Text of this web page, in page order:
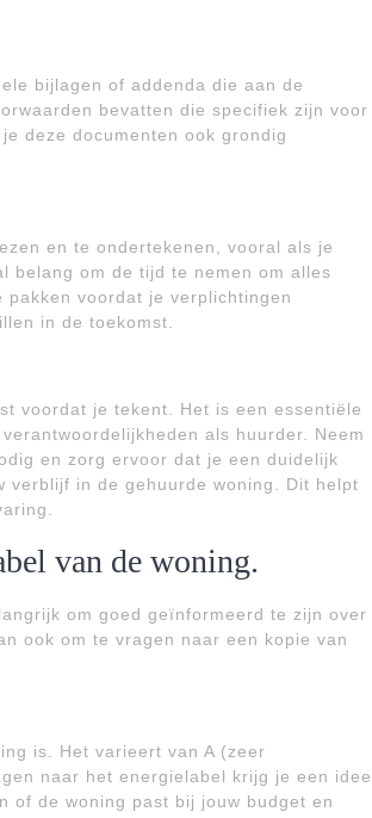
bijlagen of addenda die aan de
bevatten die specifiek zijn voor
deze documenten ook grondig
en te ondertekenen, vooral als je
belang om de tijd te nemen om alles
voordat je verplichtingen
in de toekomst.
voordat je tekent. Het is een essentiële
als huurder. Neem
en zorg ervoor dat je een duidelijk
verblijf in de gehuurde woning. Dit helpt
van de woning.
om goed geïnformeerd te zijn over
ook om te vragen naar een kopie van
is. Het varieert van A (zeer
naar het energielabel krijg je een idee
of de woning past bij jouw budget en